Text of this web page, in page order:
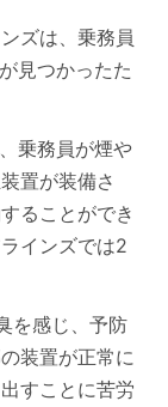
ズは、乗務員
見つかったた
乗務員が煙や
置が装備さ
ることができ
インズでは2
を感じ、予防
装置が正常に
すことに苦労